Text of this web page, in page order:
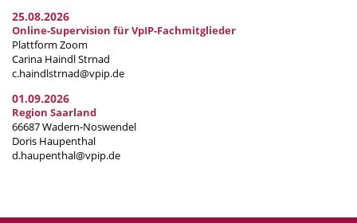
25.08.2026
Online-Supervision für VpIP-Fachmitglieder
Plattform Zoom
Carina Haindl Strnad
c.haindlstrnad@vpip.de
01.09.2026
Region Saarland
66687 Wadern-Noswendel
Doris Haupenthal
d.haupenthal@vpip.de